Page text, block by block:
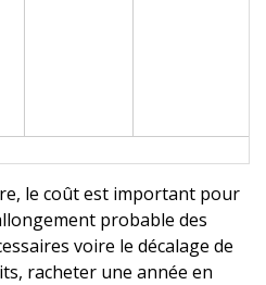
le coût est important pour
probable des
voire le décalage de
racheter une année en